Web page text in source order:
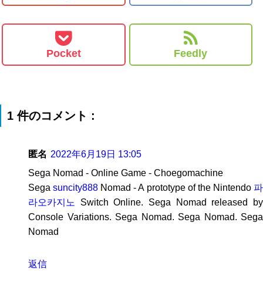
Pocket Feedly
1 件のコメント :
匿名 2022年6月19日 13:05
Sega Nomad - Online Game - Choegomachine
Segasuncity888 Nomad - A prototype of the Nintendo 파
라오카지노
Switch Online. Sega Nomad released by
Console Variations. Sega Nomad. Sega Nomad. Sega
Nomad
返信